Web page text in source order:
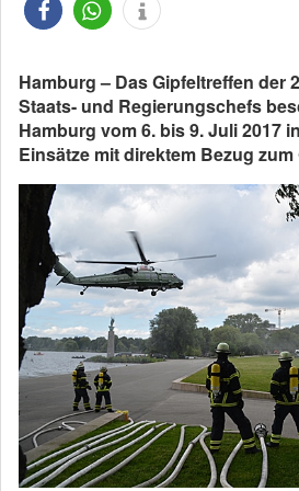
Hamburg – Das Gipfeltreffen der
Staats- und Regierungschefs
Hamburg vom 6. bis 9. Juli 2017
Einsätze mit direktem Bezug zum